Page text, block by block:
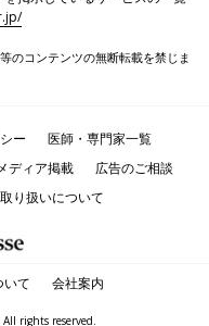
のコンテンツの無断転載を禁じま
ー
医師・専門家一覧
ディア掲載
広告のご相談
り扱いについて
いて 会社案内
rights reserved.